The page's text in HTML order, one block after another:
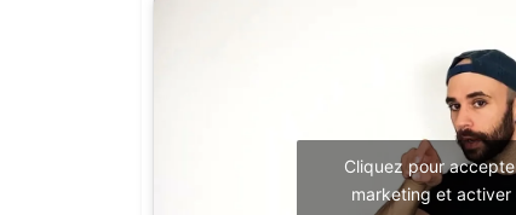
Cliquez pour
marketing et activer